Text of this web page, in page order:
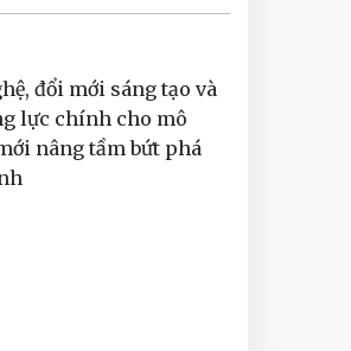
đổi mới sáng tạo và
lực chính cho mô
nâng tầm bứt phá